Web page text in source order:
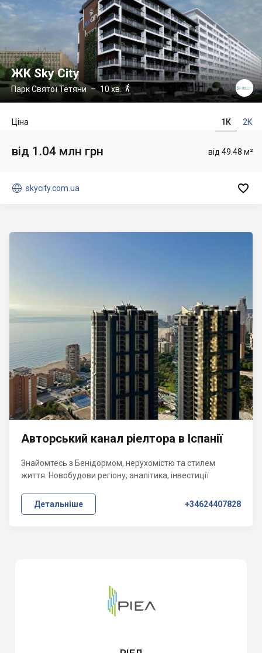
ЖК Sky City
Парк Святої Тетяни – 10 хв.
1К 2К
Ціна
від 49.48 м²
від 1.04 млн грн
 skycity.com.ua 
Авторський канал ріелтора в Іспанії
Знайомтесь з Бенідормом, нерухомістю та стилем
життя. Новобудови регіону, аналітика, інвестиції
Детальніше +34624407828